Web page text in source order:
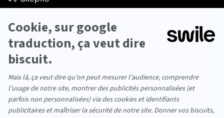
prochain qui rentreront dans la salle
que vous avez vraiment BEAUCOUP
mais BEAUCOUP travaillé cet après
midi.
Maintenant vous pourrez dire : « A l’école j’étais
très green board, mais c’est vrai que le white
board c’est moins salissant. »